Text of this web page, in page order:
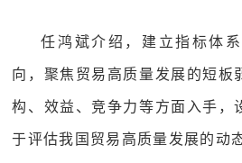
任鸿斌介绍，建立指标体
向，聚焦贸易高质量发展的短板
构、效益、竞争力等方面入手，
于评估我国贸易高质量发展的动